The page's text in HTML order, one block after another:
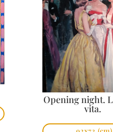
Opening night.
vita.